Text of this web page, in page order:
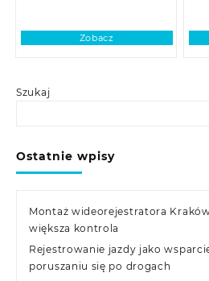
Szukaj
Ostatnie wpisy
Montaż wideorejestratora
większa kontrola
Rejestrowanie jazdy jako
poruszaniu się po drogach
Zobacz